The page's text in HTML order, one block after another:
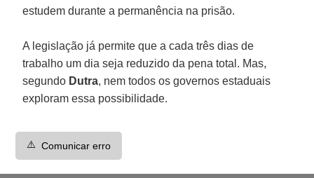
estudem durante a permanência na prisão.
A legislação já permite que a cada três dias de
trabalho um dia seja reduzido da pena total. Mas,
segundo Dutra, nem todos os governos estaduais
exploram essa possibilidade.
⚠️ Comunicar erro